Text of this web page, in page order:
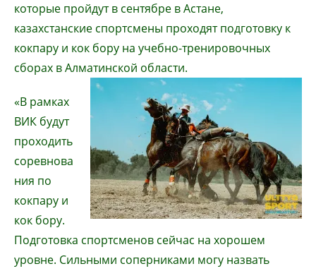
которые пройдут в сентябре в Астане,
казахстанские спортсмены проходят подготовку к
кокпару и кок бору на учебно-тренировочных
сборах в Алматинской области.
«В рамках
ВИК будут
проходить
соревнова
ния по
кокпару и
кок бору.
Подготовка спортсменов сейчас на хорошем
уровне. Сильными соперниками могу назвать